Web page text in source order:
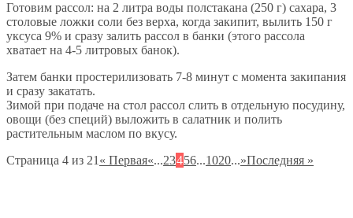
Готовим рассол: на 2 литра воды полстакана (250 г) сахара, 3
столовые ложки соли без верха, когда закипит, вылить 150 г
уксуса 9% и сразу залить рассол в банки (этого рассола
хватает на 4-5 литровых банок).
Затем банки простерилизовать 7-8 минут с момента закипания
и сразу закатать.
Зимой при подаче на стол рассол слить в отдельную посудину,
овощи (без специй) выложить в салатник и полить
растительным маслом по вкусу.
Страница 4 из 21 « Первая«...23456...1020...»Последняя »